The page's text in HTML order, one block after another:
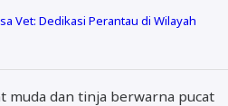
Vet: Dedikasi Perantau di Wilayah
muda dan tinja berwarna pucat